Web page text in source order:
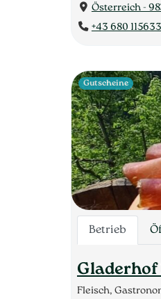
Österreich -
+43 680
Betrieb
Fleisch,
Gutscheine